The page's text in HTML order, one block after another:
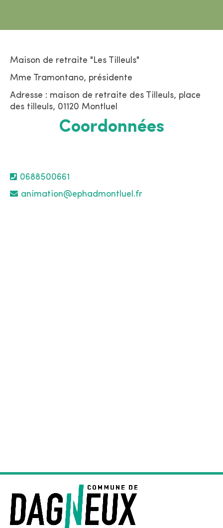
Maison de retraite "Les Tilleuls"
Mme Tramontano, présidente
Adresse : maison de retraite des Tilleuls, place
des tilleuls, 01120 Montluel
Coordonnées
0688500661
animation@ephadmontluel.fr